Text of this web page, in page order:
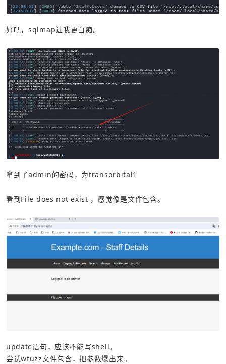
好吧，sqlmap让我更白痴。
拿到了admin的密码，为transorbital1
看到File does not exist ，感觉像是文件包含。
update语句，应该不能写shell。
尝试wfuzz文件包含，把参数爆出来。